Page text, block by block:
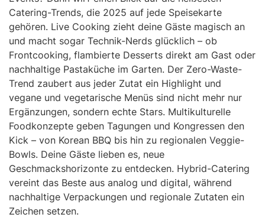
Catering-Trends, die 2025 auf jede Speisekarte
gehören. Live Cooking zieht deine Gäste magisch an
und macht sogar Technik-Nerds glücklich – ob
Frontcooking, flambierte Desserts direkt am Gast oder
nachhaltige Pastaküche im Garten. Der Zero-Waste-
Trend zaubert aus jeder Zutat ein Highlight und
vegane und vegetarische Menüs sind nicht mehr nur
Ergänzungen, sondern echte Stars. Multikulturelle
Foodkonzepte geben Tagungen und Kongressen den
Kick – von Korean BBQ bis hin zu regionalen Veggie-
Bowls. Deine Gäste lieben es, neue
Geschmackshorizonte zu entdecken. Hybrid-Catering
vereint das Beste aus analog und digital, während
nachhaltige Verpackungen und regionale Zutaten ein
Zeichen setzen.